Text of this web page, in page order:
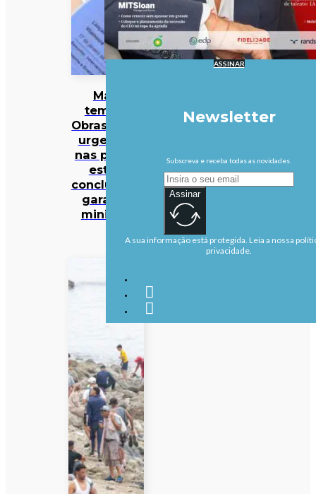
Mau
tempo:
Obras mais
urgentes
nas praias
estão
concluídas,
garante
ministra
ASSINAR
Newsletter
Subscreva e receba todas as novidades.
Assinar
A sua informação está protegida. Leia a nossa
privacidade.